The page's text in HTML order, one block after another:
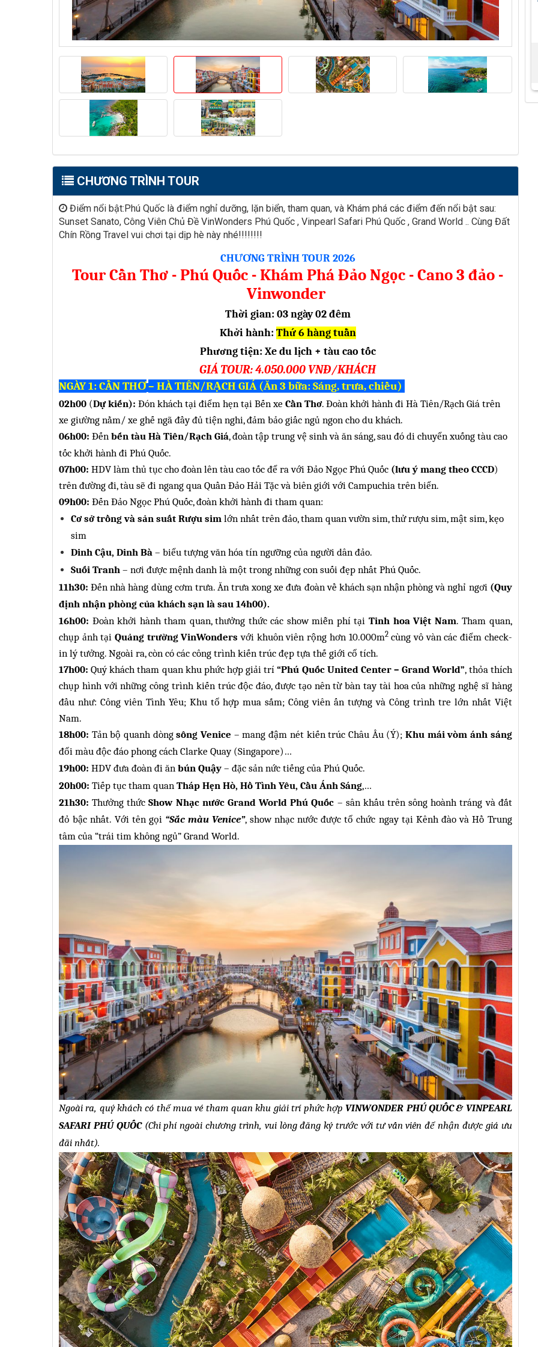
CHƯƠNG TRÌNH TOUR
Điểm nổi bật:Phú Quốc là điểm nghỉ dưỡng, lặn biển, tham quan, và Khám phá các điểm đến nổi bật sau:
Sunset Sanato, Công Viên Chủ Đề VinWonders Phú Quốc , Vinpearl Safari Phú Quốc , Grand World .. Cùng Đất
Chín Rồng Travel vui chơi tại dịp hè này nhé!!!!!!!!
CHƯƠNG TRÌNH TOUR 2026
Tour Cần Thơ - Phú Quốc - Khám Phá Đảo Ngọc - Cano 3 đảo -
Vinwonder
Thời gian: 03 ngày 02 đêm
Khởi hành: Thứ 6 hàng tuần
Phương tiện: Xe du lịch + tàu cao tốc
GIÁ TOUR: 4.050.000 VNĐ/KHÁCH
NGÀY 1:CẦN THƠ– HÀ TIÊN/RẠCH GIÁ (Ăn 3 bữa: Sáng, trưa, chiều)
02h00 (Dự kiến): Đón khách tại điểm hẹn tại Bến xe Cần Thơ. Đoàn khởi hành đi Hà Tiên/Rạch Giá trên
xe giường nằm/ xe ghế ngã đầy đủ tiện nghi, đảm bảo giấc ngủ ngon cho du khách.
06h00: Đến bến tàu Hà Tiên/Rạch Giá, đoàn tập trung vệ sinh và ăn sáng, sau đó di chuyển xuống tàu cao
tốc khởi hành đi Phú Quốc.
07h00: HDV làm thủ tục cho đoàn lên tàu cao tốc để ra với Đảo Ngọc Phú Quốc (lưu ý mang theo CCCD)
trên đường đi, tàu sẽ đi ngang qua Quần Đảo Hải Tặc và biên giới với Campuchia trên biển.
09h00: Đến Đảo Ngọc Phú Quốc, đoàn khởi hành đi tham quan:
Cơ sở trồng và sản suất Rượu sim lớn nhất trên đảo, tham quan vườn sim, thử rượu sim, mật sim, kẹo
sim
Dinh Cậu, Dinh Bà – biểu tượng văn hóa tín ngưỡng của người dân đảo.
Suối Tranh – nơi được mệnh danh là một trong những con suối đẹp nhất Phú Quốc.
11h30:Đến nhà hàng dùng cơm trưa. Ăn trưa xong xe đưa đoàn về khách sạn nhận phòng và nghỉ ngơi (Quy
định nhận phòng của khách sạn là sau 14h00).
16h00: Đoàn khởi hành tham quan, thưởng thức các show miễn phí tại Tinh hoa Việt Nam. Tham quan,
chụp ảnh tạiQuảng trường VinWondersvới khuôn viên rộng hơn 10.000m2cùng vô vàn các điểm check-
in lý tưởng. Ngoài ra, còn có các công trình kiến trúc đẹp tựa thế giới cổ tích.
17h00:Quý khách tham quan khu phức hợp giải trí“Phú Quốc United Center – Grand World”, thỏa thích
chụp hình với những công trình kiến trúc độc đáo, được tạo nên từ bàn tay tài hoa của những nghệ sĩ hàng
đầu như: Công viên Tình Yêu; Khu tổ hợp mua sắm; Công viên ấn tượng và Công trình tre lớn nhất Việt
Nam.
18h00: Tản bộ quanh dòngsông Venice – mang đậm nét kiến trúc Châu Âu (Ý); Khu mái vòm ánh sáng
đổi màu độc đáo phong cách Clarke Quay (Singapore)…
19h00: HDV đưa đoàn đi ăn bún Quậy – đặc sản nức tiếng của Phú Quốc.
20h00: Tiếp tục tham quan Tháp Hẹn Hò, Hồ Tình Yêu, Cầu Ánh Sáng,…
21h30:Thưởng thứcShow Nhạc nước Grand World Phú Quốc – sân khấu trên sông hoành tráng và đắt
đỏ bậc nhất. Với tên gọi “Sắc màu Venice”, show nhạc nước được tổ chức ngay tại Kênh đào và Hồ Trung
tâm của “trái tim không ngủ” Grand World.
Ngoài ra, quý khách có thể mua vé tham quan khu giải trí phức hợp VINWONDER PHÚ QUỐC&VINPEARL
SAFARIPHÚ QUỐC (Chi phí ngoài chương trình, vui lòng đăng ký trước với tư vấn viên để nhận được giá ưu
đãi nhất).